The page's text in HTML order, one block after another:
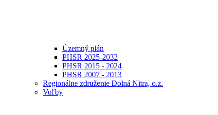
Územný plán
PHSR 2025-2032
PHSR 2015 - 2024
PHSR 2007 - 2013
Regionálne združenie Dolná Nitra, o.z.
Voľby